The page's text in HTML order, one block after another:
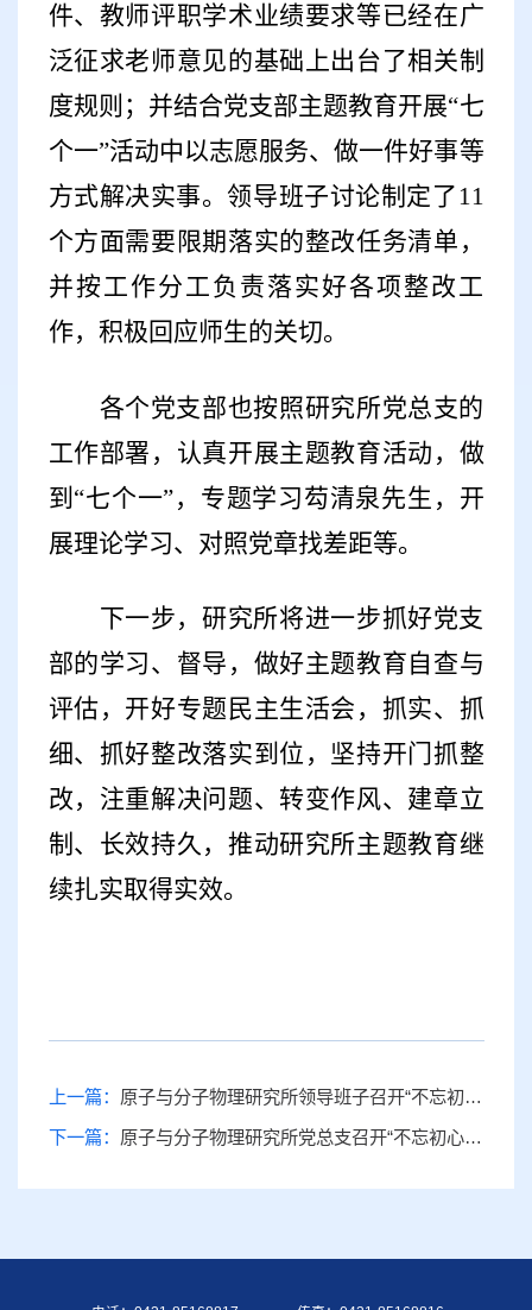
件、教师评职学术业绩要求等已经在广
泛征求老师意见的基础上出台了相关制
度规则；并结合党支部主题教育开展“七
个一”活动中以志愿服务、做一件好事等
方式解决实事。领导班子讨论制定了 11
个方面需要限期落实的整改任务清单，
并按工作分工负责落实好各项整改工
作，积极回应师生的关切。
各个党支部也按照研究所党总支的
工作部署，认真开展主题教育活动，做
到 “七个一”，专题学习芶清泉先生，开
展理论学习、对照党章找差距等。
下一步，研究所将进一步抓好党支
部的学习、督导，做好主题教育自查与
评估，开好专题民主生活会，抓实、抓
细、抓好整改落实到位，坚持开门抓整
改，注重解决问题、转变作风、建章立
制、长效持久，推动研究所主题教育继
续扎实取得实效。
上一篇： 原子与分子物理研究所领导班子召开“不忘初心、牢记使命”专题民主生活会
下一篇： 原子与分子物理研究所党总支召开“不忘初心、牢记使命”主题教育动员部署会